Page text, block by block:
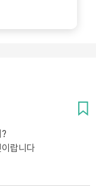
랍니다